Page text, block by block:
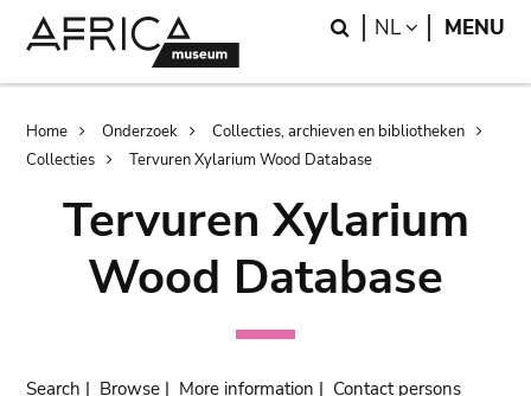
Search
NL LANGUAGE
MENU
Breadcrumb
Home Onderzoek
Collecties, archieven en bibliotheken
Collecties
Tervuren Xylarium Wood Database
Tervuren Xylarium
Wood Database
Search | Browse | More information | Contact persons